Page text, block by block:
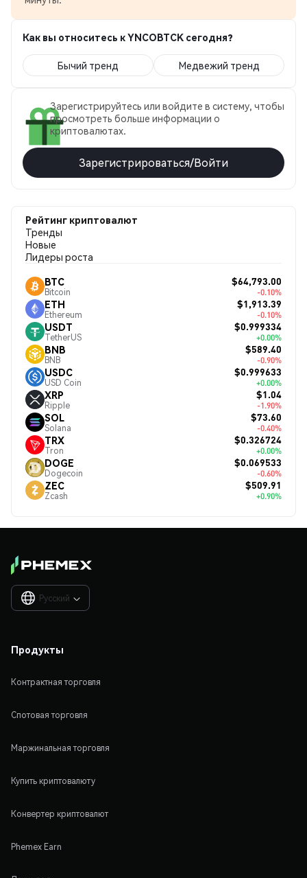
Как вы относитесь к YNCOBTCK сегодня?
Бычий тренд Медвежий тренд
Зарегистрируйтесь или войдите в систему, чтобы
просмотреть больше информации о
криптовалютах.
Зарегистрироваться/Войти
Рейтинг криптовалют
Тренды
Новые
Лидеры роста
BTC
Bitcoin
$64,793.00
-0.10%
ETH
Ethereum
$1,913.39
-0.10%
USDT
TetherUS
$0.999334
+0.00%
BNB
BNB
$589.40
-0.90%
USDC
USD Coin
$0.999633
+0.00%
XRP
Ripple
$1.04
-1.90%
SOL
Solana
$73.60
-0.40%
TRX
Tron
$0.326724
+0.00%
DOGE
Dogecoin
$0.069533
-0.60%
ZEC
Zcash
$509.91
+0.90%
Русский 
Продукты
Контрактная торговля
Спотовая торговля
Маржинальная торговля
Купить криптовалюту
Конвертер криптовалют
Phemex Earn